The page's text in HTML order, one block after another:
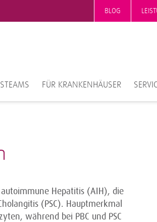
BLOG
FÜR KRANKENHÄUSER
Hepatitis (AIH), die
(PSC). Hauptmerkmal
während bei PBC und PSC